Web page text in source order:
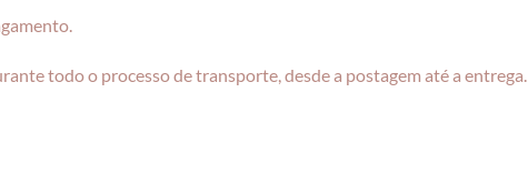
todo o processo de transporte, desde a postagem até a entrega.